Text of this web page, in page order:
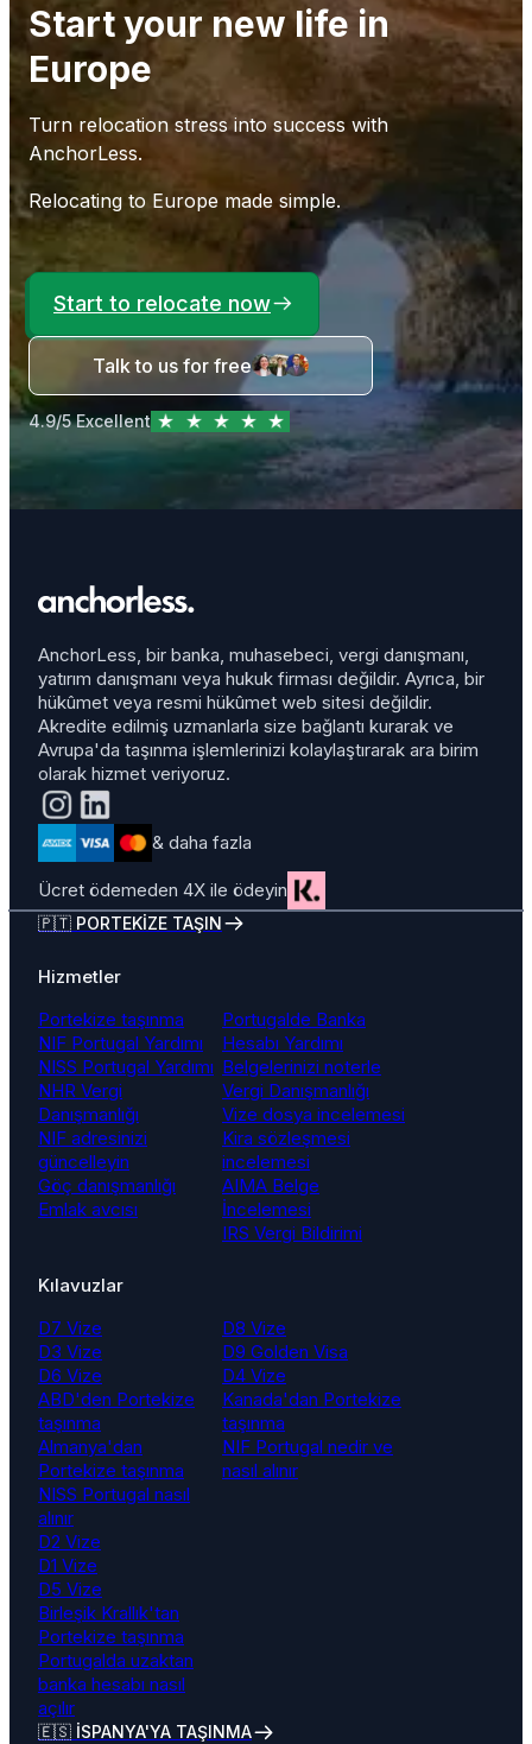
Start your new life in
Europe
Turn relocation stress into success with
AnchorLess.
Relocating to Europe made simple.
Start to relocate now
Talk to us for free
4.9/5 Excellent
AnchorLess, bir banka, muhasebeci, vergi danışmanı,
yatırım danışmanı veya hukuk firması değildir. Ayrıca, bir
hükûmet veya resmi hükûmet web sitesi değildir.
Akredite edilmiş uzmanlarla size bağlantı kurarak ve
Avrupa'da taşınma işlemlerinizi kolaylaştırarak ara birim
olarak hizmet veriyoruz.
& daha fazla
Ücret ödemeden 4X ile ödeyin
🇵🇹 PORTEKİZE TAŞIN
Hizmetler
Portekize taşınma
NIF Portugal Yardımı
NISS Portugal Yardımı
NHR Vergi
Danışmanlığı
NIF adresinizi
güncelleyin
Göç danışmanlığı
Emlak avcısı
Portugalde Banka
Hesabı Yardımı
Belgelerinizi noterle
Vergi Danışmanlığı
Vize dosya incelemesi
Kira sözleşmesi
incelemesi
AIMA Belge
İncelemesi
IRS Vergi Bildirimi
Kılavuzlar
D7 Vize
D3 Vize
D6 Vize
ABD'den Portekize
taşınma
Almanya'dan
Portekize taşınma
NISS Portugal nasıl
alınır
D8 Vize
D9 Golden Visa
D4 Vize
Kanada'dan Portekize
taşınma
NIF Portugal nedir ve
nasıl alınır
D2 Vize
D1 Vize
D5 Vize
Birleşik Krallık'tan
Portekize taşınma
Portugalda uzaktan
banka hesabı nasıl
açılır
🇪🇸 İSPANYA'YA TAŞINMA